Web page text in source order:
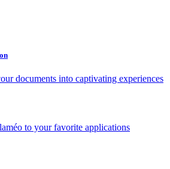
documents into captivating experiences
to your favorite applications